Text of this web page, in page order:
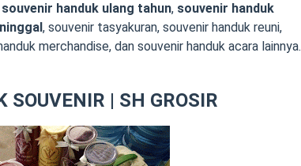
souvenir handuk ulang tahun, souvenir handuk
, souvenir tasyakuran, souvenir handuk reuni,
merchandise, dan souvenir handuk acara lainnya.
SOUVENIR | SH GROSIR